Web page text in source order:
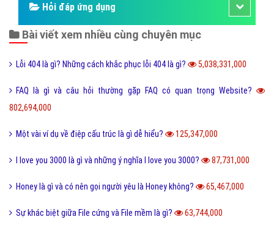
Hỏi đáp ứng dụng
Bài viết xem nhiều cùng chuyên mục
Lỗi 404 là gì? Những cách khắc phục lỗi 404 là gì? 5,038,331,000
FAQ là gì và câu hỏi thường gặp FAQ có quan trọng Website?
802,694,000
Một vài ví dụ về điệp cấu trúc là gì dễ hiểu? 125,347,000
I love you 3000 là gì và những ý nghĩa I love you 3000? 87,731,000
Honey là gì và có nên gọi người yêu là Honey không? 65,467,000
Sự khác biệt giữa File cứng và File mềm là gì? 63,744,000